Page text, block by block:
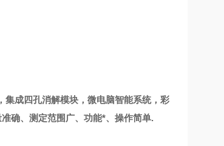
集成四孔消解模块， 微电脑智能系统，彩
准确、测定范围广、功能*、操作简单.